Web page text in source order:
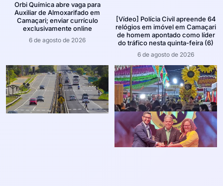
Orbi Química abre vaga para
Auxiliar de Almoxarifado em
Camaçari; enviar currículo
exclusivamente online
6 de agosto de 2026
[Vídeo] Polícia Civil apreende 64
relógios em imóvel em Camaçari
de homem apontado como líder
do tráfico nesta quinta-feira (6)
6 de agosto de 2026